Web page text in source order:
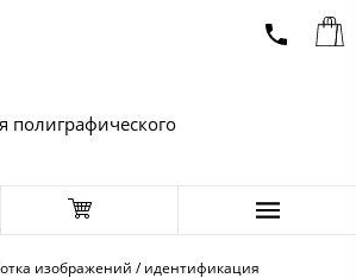
полиграфического
изображений / идентификация